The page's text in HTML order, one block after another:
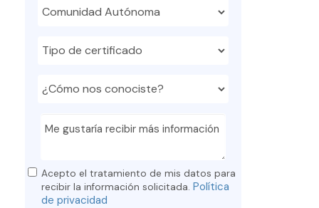
Acepto el tratamiento de mis datos para
recibir la información solicitada. Política
de privacidad